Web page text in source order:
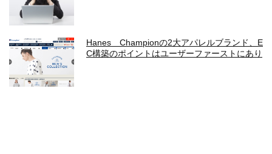
Hanes Championの2大アパレルブランド、E
C構築のポイントはユーザーファーストにあり